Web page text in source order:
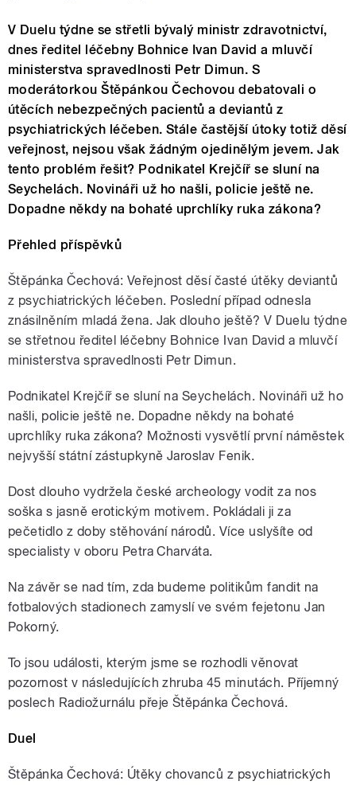
V Duelu týdne se střetli bývalý ministr zdravotnictví,
dnes ředitel léčebny Bohnice Ivan David a mluvčí
ministerstva spravedlnosti Petr Dimun. S
moderátorkou Štěpánkou Čechovou debatovali o
útěcích nebezpečných pacientů a deviantů z
psychiatrických léčeben. Stále častější útoky totiž děsí
veřejnost, nejsou však žádným ojedinělým jevem. Jak
tento problém řešit? Podnikatel Krejčíř se sluní na
Seychelách. Novináři už ho našli, policie ještě ne.
Dopadne někdy na bohaté uprchlíky ruka zákona?
Přehled příspěvků
Štěpánka Čechová: Veřejnost děsí časté útěky deviantů
z psychiatrických léčeben. Poslední případ odnesla
znásilněním mladá žena. Jak dlouho ještě? V Duelu týdne
se střetnou ředitel léčebny Bohnice Ivan David a mluvčí
ministerstva spravedlnosti Petr Dimun.
Podnikatel Krejčíř se sluní na Seychelách. Novináři už ho
našli, policie ještě ne. Dopadne někdy na bohaté
uprchlíky ruka zákona? Možnosti vysvětlí první náměstek
nejvyšší státní zástupkyně Jaroslav Fenik.
Dost dlouho vydržela české archeology vodit za nos
soška s jasně erotickým motivem. Pokládali ji za
pečetidlo z doby stěhování národů. Více uslyšíte od
specialisty v oboru Petra Charváta.
Na závěr se nad tím, zda budeme politikům fandit na
fotbalových stadionech zamyslí ve svém fejetonu Jan
Pokorný.
To jsou události, kterým jsme se rozhodli věnovat
pozornost v následujících zhruba 45 minutách. Příjemný
poslech Radiožurnálu přeje Štěpánka Čechová.
Duel
Štěpánka Čechová: Útěky chovanců z psychiatrických